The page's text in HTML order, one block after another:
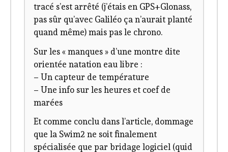
tracé s’est arrêté (j’étais en GPS+Glonass,
pas sûr qu’avec Galiléo ça n’aurait planté
quand même) mais pas le chrono.
Sur les « manques » d’une montre dite
orientée natation eau libre :
– Un capteur de température
– Une info sur les heures et coef de
marées
Et comme conclu dans l’article, dommage
que la Swim2 ne soit finalement
spécialisée que par bridage logiciel (quid